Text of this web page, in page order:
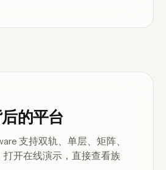
的平台
支持双轨、单层、矩阵、
打开在线演示，直接查看族